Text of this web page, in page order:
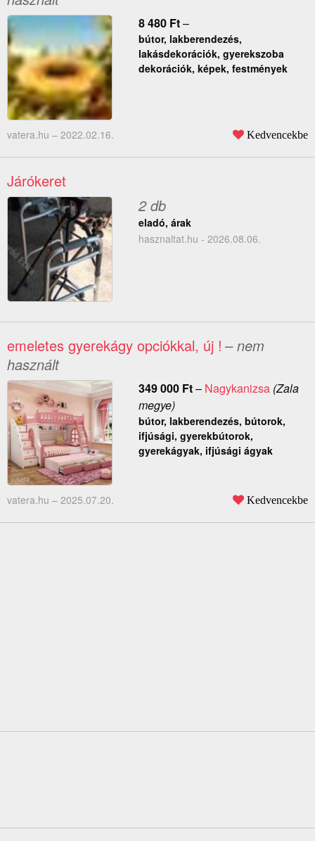
8 480 Ft–
bútor, lakberendezés,
lakásdekorációk, gyerekszoba
dekorációk, képek, festmények
vatera.hu – 2022.02.16. Kedvencekbe
Járókeret
2 db
eladó, árak
hasznaltat.hu - 2026.08.06.
emeletes gyerekágy opciókkal, új ! – nem
használt
349 000 Ft– Nagykanizsa(Zala
megye)
bútor, lakberendezés, bútorok,
ifjúsági, gyerekbútorok,
gyerekágyak, ifjúsági ágyak
vatera.hu – 2025.07.20. Kedvencekbe